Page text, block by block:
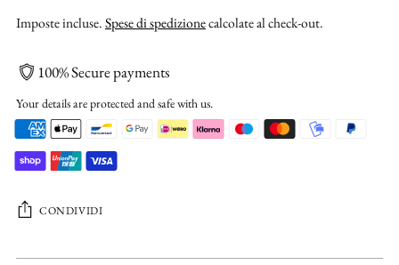
Imposte incluse.Spese di spedizionecalcolate al check-out.
100% Secure payments
Your details are protected and safe with us.
CONDIVIDI
Aggiungere